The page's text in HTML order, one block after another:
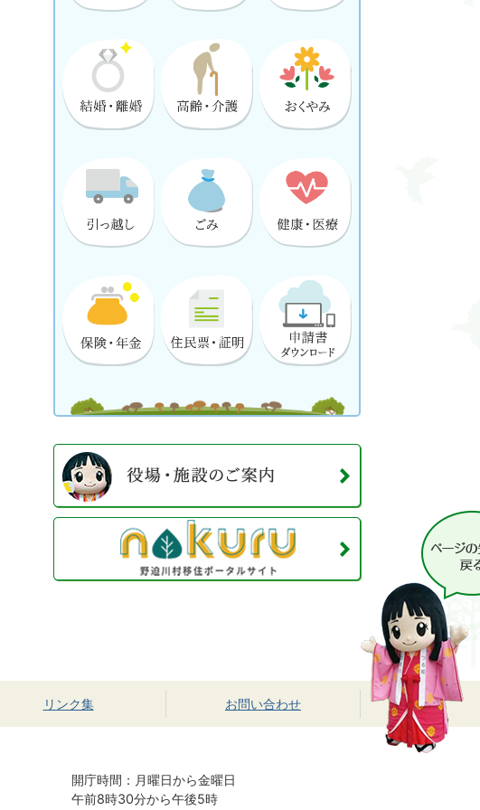
リンク集 お問い合わせ
開庁時間：月曜日から金曜日
午前8時30分から午後5時